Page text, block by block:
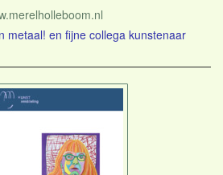
metaal! en fijne collega kunstenaar